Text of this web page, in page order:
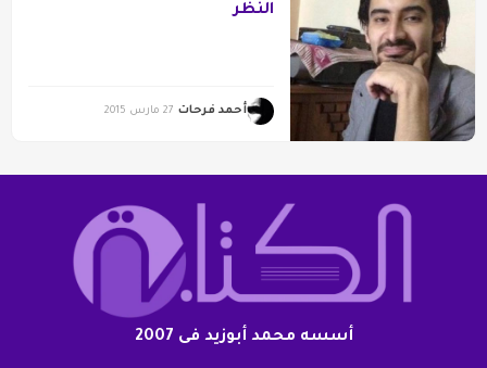
النظر
أحمد فرحات 27 مارس 2015
أسسه محمد أبوزيد فى 2007